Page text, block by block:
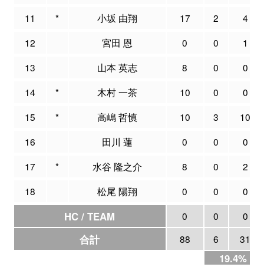
11
* 小坂 由翔 17 2
4
12
宮田 恩 0 0
1
13
山本 英志 8 0
0
14
* 木村 一茶 10 0
0
15
* 高嶋 哲慎 10 3
10
16
田川 蓮 0 0
0
17
* 水谷 隆之介 8 0
2
18
松尾 陽翔 0 0 0
HC / TEAM 0 0 0
合計 88 6 31
19.4%